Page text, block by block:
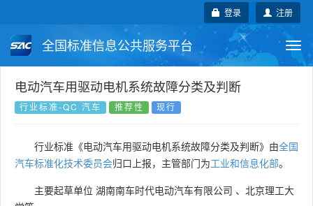
注册
登录
全国标准信息公共服务平台
国家标准 行业标准 地方标准
国外标准 技术委员会
电动汽车用驱动电机系统故障分类及判断
行业标准-QC 汽车 推荐性 现行
行业标准《电动汽车用驱动电机系统故障分类及判断》由全国
汽车标准化技术委员会归口上报，主管部门为工业和信息化部。
主要起草单位 湖南南车时代电动汽车有限公司 、 北京理工大